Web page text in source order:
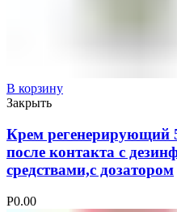
В корзину
Закрыть
Крем
после контакта с
средствами,с дозатором
Р0.00